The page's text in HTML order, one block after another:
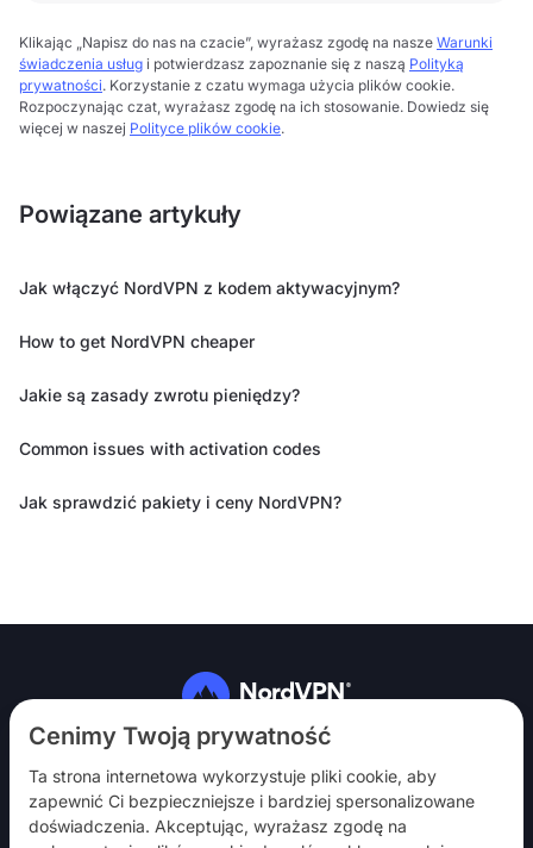
Cenimy Twoją prywatność
Ta strona internetowa wykorzystuje pliki cookie, aby
zapewnić Ci bezpieczniejsze i bardziej spersonalizowane
doświadczenia. Akceptując, wyrażasz zgodę na
Klikając „Napisz do nas na czacie”, wyrażasz zgodę na nasze Warunki
świadczenia usług i potwierdzasz zapoznanie się z naszą Polityką
prywatności. Korzystanie z czatu wymaga użycia plików cookie.
Rozpoczynając czat, wyrażasz zgodę na ich stosowanie. Dowiedz się
więcej w naszej Polityce plików cookie.
Powiązane artykuły
Jak włączyć NordVPN z kodem aktywacyjnym?
How to get NordVPN cheaper
Jakie są zasady zwrotu pieniędzy?
Common issues with activation codes
Jak sprawdzić pakiety i ceny NordVPN?
Obserwuj nas